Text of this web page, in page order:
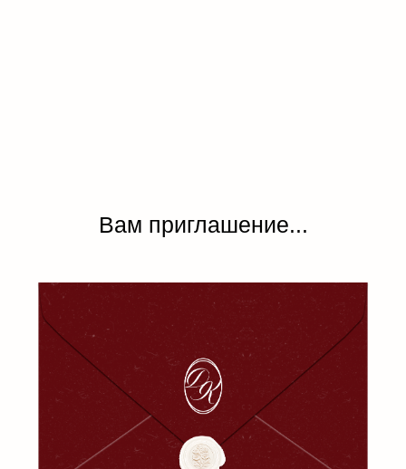
Вам приглашение...